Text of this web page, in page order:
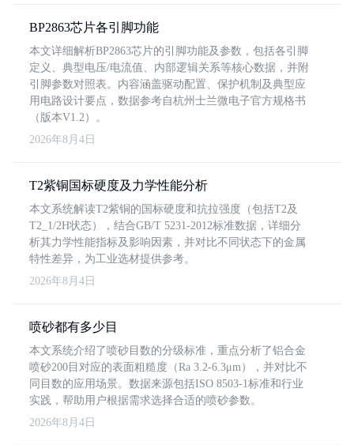
BP2863芯片各引脚功能
本文详细解析BP2863芯片的引脚功能及参数，包括各引脚
定义、典型电压/电流值、内部逻辑关系等核心数据，并附
引脚参数对照表。内容涵盖驱动配置、保护机制及典型应
用电路设计要点，数据参考自杭州士兰微电子官方规格书
（版本V1.2）。
2026年8月4日
T2紫铜国标硬度及力学性能分析
本文系统解读T2紫铜的国标硬度和抗拉强度（包括T2及
T2_1/2H状态），结合GB/T 5231-2012标准数据，详细分
析其力学性能指标及影响因素，并对比不同状态下的金属
特性差异，为工业选材提供参考。
2026年8月4日
喷砂都有多少目
本文系统介绍了喷砂目数的分级标准，重点分析了铝合金
喷砂200目对应的表面粗糙度（Ra 3.2-6.3μm），并对比不
同目数的应用场景。数据来源包括ISO 8503-1标准和行业
实践，帮助用户根据需求选择合适的喷砂参数。
2026年8月4日